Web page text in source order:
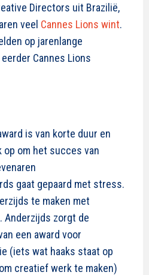
Directors uit Brazilië,
veel Cannes Lions wint.
op jarenlange
Cannes Lions
is van korte duur en
op om het succes van
gaat gepaard met stress.
te maken met
Anderzijds zorgt de
een award voor
(iets wat haaks staat op
creatief werk te maken)